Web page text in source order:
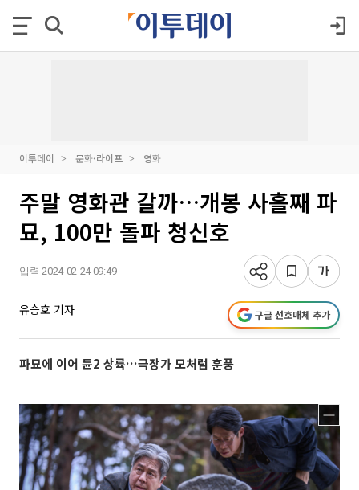
이투데이 문화·라이프 영화
주말 영화관 갈까…개봉 사흘째 파
묘, 100만 돌파 청신호
입력 2024-02-24 09:49
유승호 기자 구글 선호매체 추가
파묘에 이어 듄2 상륙…극장가 모처럼 훈풍